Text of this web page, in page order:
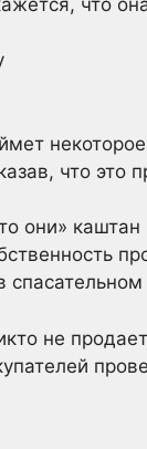
что это
они»
не